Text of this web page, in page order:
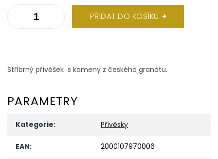
PŘIDAT DO KOŠÍKU
Stříbrný přívěšek s kameny z českého granátu.
PARAMETRY
Kategorie: Přívěsky
EAN: 2000107970006